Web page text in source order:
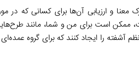
معنا و ارزیابی آن‌ها برای کسانی که در
ممکن است برای من و شما، مانند
آشفته را ایجاد کنند که برای گروه عمده‌ای